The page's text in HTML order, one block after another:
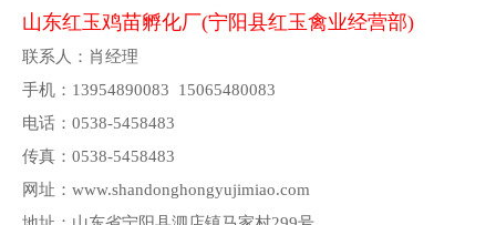
山东红玉鸡苗孵化厂(宁阳县红玉禽业经营部)
联系人：肖经理
手机：13954890083 15065480083
电话：0538-5458483
传真：0538-5458483
网址：www.shandonghongyujimiao.com